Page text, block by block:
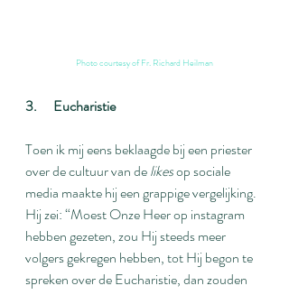
Photo courtesy of Fr. Richard Heilman
3.      Eucharistie
Toen ik mij eens beklaagde bij een priester
over de cultuur van de likes op sociale
media maakte hij een grappige vergelijking.
Hij zei: “Moest Onze Heer op instagram
hebben gezeten, zou Hij steeds meer
volgers gekregen hebben, tot Hij begon te
spreken over de Eucharistie, dan zouden